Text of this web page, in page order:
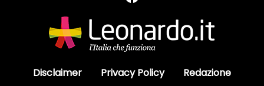
Disclaimer Privacy Policy Redazione